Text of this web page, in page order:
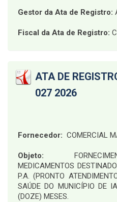
Gestor da Ata de Registro:
Fiscal da Ata de Registro:
ATA DE
027 2026
Fornecedor: COMERCIAL
Objeto:
MEDICAMENTOS
P.A. (PRONTO
SAÚDE DO MUNICÍPIO DE
(DOZE) MESES.